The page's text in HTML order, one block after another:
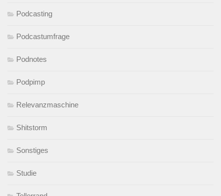
Podcasting
Podcastumfrage
Podnotes
Podpimp
Relevanzmaschine
Shitstorm
Sonstiges
Studie